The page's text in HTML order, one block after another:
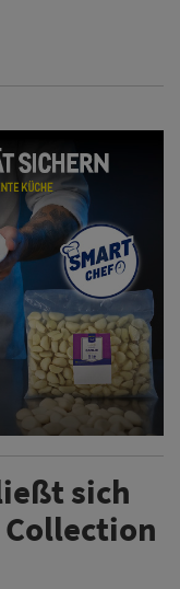
sich